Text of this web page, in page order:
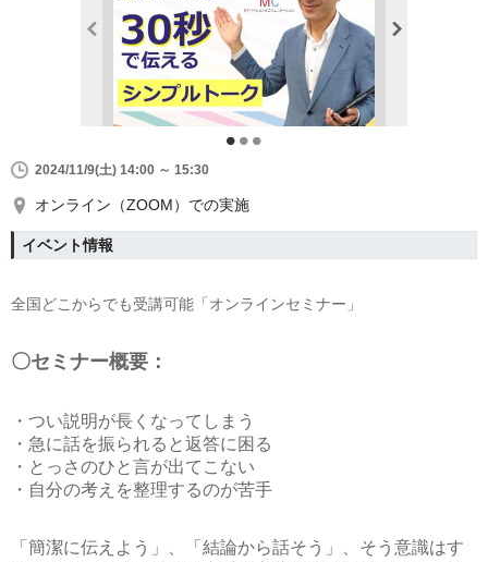
2024/11/9(土) 14:00 ～ 15:30
オンライン（ZOOM）での実施
イベント情報
全国どこからでも受講可能「オンラインセミナー」
〇セミナー概要：
・つい説明が長くなってしまう
・急に話を振られると返答に困る
・とっさのひと言が出てこない
・自分の考えを整理するのが苦手
「簡潔に伝えよう」、「結論から話そう」、そう意識はす